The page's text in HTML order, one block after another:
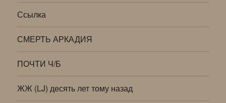
Ссылка
СМЕРТЬ АРКАДИЯ
ПОЧТИ Ч/Б
ЖЖ (LJ) десять лет тому назад